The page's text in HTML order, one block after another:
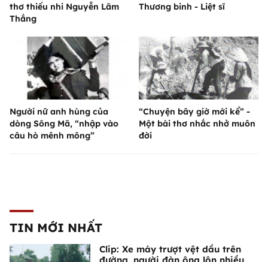
thơ thiếu nhi Nguyễn Lãm
Thắng
Thương binh - Liệt sĩ
Người nữ anh hùng của
dòng Sông Mã, “nhập vào
câu hò mênh mông”
“Chuyện bây giờ mới kể” -
Một bài thơ nhắc nhở muôn
đời
TIN MỚI NHẤT
Clip: Xe máy trượt vệt dầu trên